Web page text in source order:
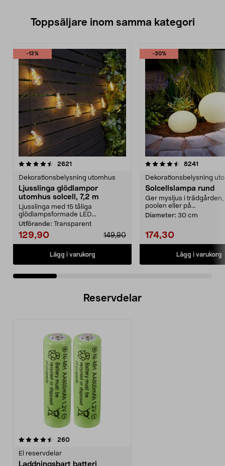
Toppsäljare inom samma kategori
-13%
2621
Dekorationsbelysning utomhus
Ljusslinga glödlampor
utomhus solcell, 7,2 m
Ljusslinga med 15 tåliga
glödlampsformade LED...
Utförande: Transparent
129,90 149,90
Lägg i varukorg
-30%
4.5 av 5 stjärnor 8241
Dekorationsbelysning
Solcellslampa rund
Ger mysljus i trädgården,
poolen eller på...
Diameter: 30 cm
174,30
Lägg i varukorg
4.5 av 5 stjärnor
Reservdelar
260recensioner
El reservdelar
Laddningsbart batteri